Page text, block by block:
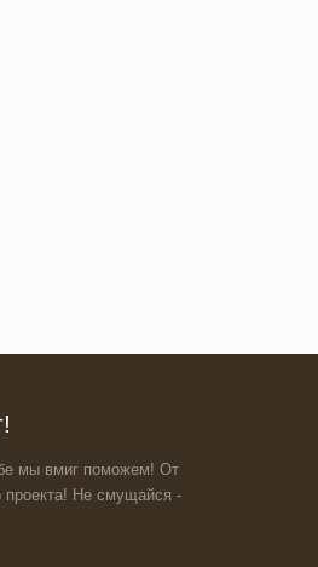
мы вмиг поможем! От
проекта! Не смущайся -